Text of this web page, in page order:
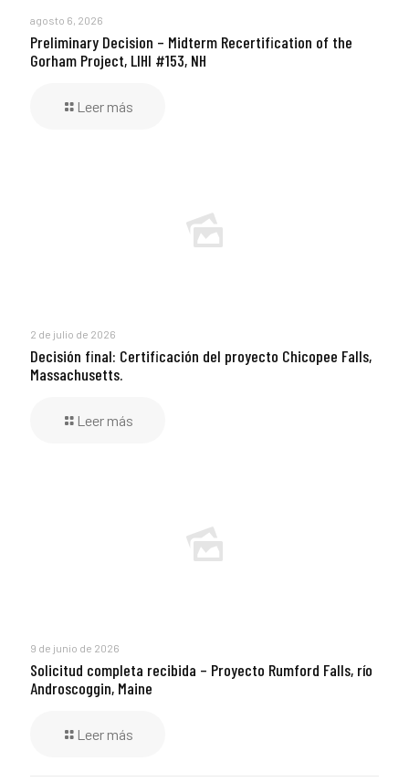
agosto 6, 2026
Preliminary Decision – Midterm Recertification of the
Gorham Project, LIHI #153, NH
Leer más
2 de julio de 2026
Decisión final: Certificación del proyecto Chicopee Falls,
Massachusetts.
Leer más
9 de junio de 2026
Solicitud completa recibida – Proyecto Rumford Falls, río
Androscoggin, Maine
Leer más